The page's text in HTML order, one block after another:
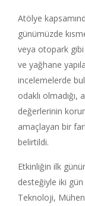
Atölye
günümüzde
veya otopark gibi
ve yağhane
incelemelerde
odaklı olmadığı,
değerlerinin
amaçlayan bir
belirtildi.
Etkinliğin ilk
desteğiyle iki
Teknoloji,